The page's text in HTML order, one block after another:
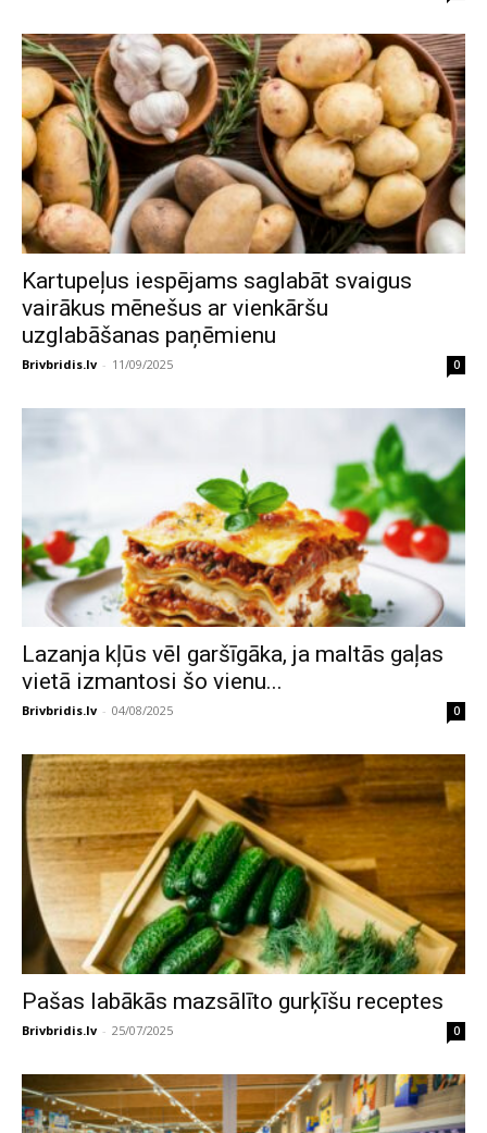
Kartupeļus iespējams saglabāt svaigus
vairākus mēnešus ar vienkāršu
uzglabāšanas paņēmienu
Brivbridis.lv - 11/09/2025 0
Lazanja kļūs vēl garšīgāka, ja maltās gaļas
vietā izmantosi šo vienu...
Brivbridis.lv - 04/08/2025 0
Pašas labākās mazsālīto gurķīšu receptes
Brivbridis.lv - 25/07/2025 0